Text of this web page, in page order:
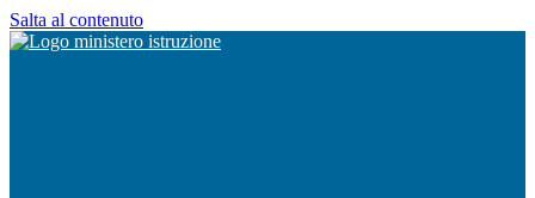
Salta al contenuto